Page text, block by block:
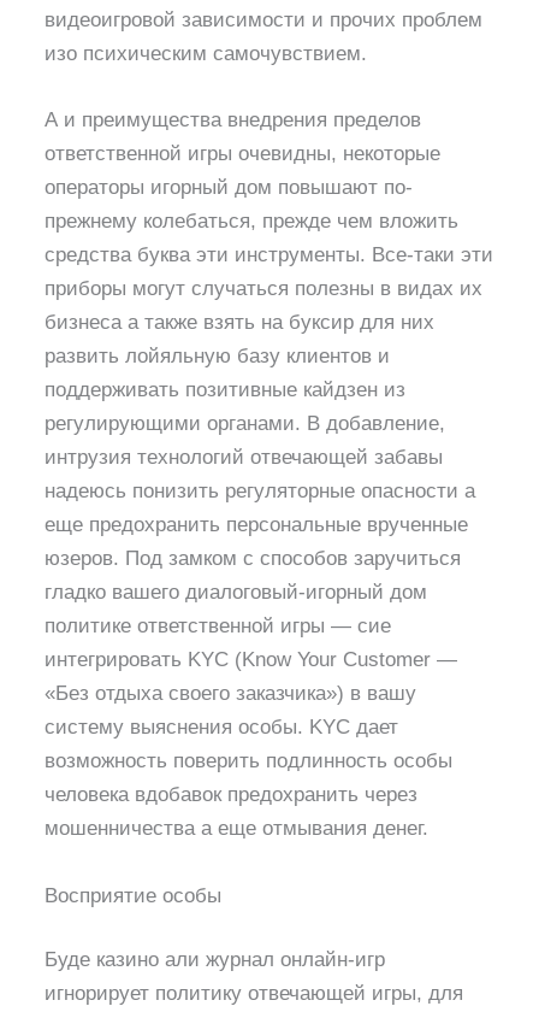
видеоигровой зависимости и прочих проблем
изо психическим самочувствием.
А и преимущества внедрения пределов
ответственной игры очевидны, некоторые
операторы игорный дом повышают по-
прежнему колебаться, прежде чем вложить
средства буква эти инструменты. Все-таки эти
приборы могут случаться полезны в видах их
бизнеса а также взять на буксир для них
развить лойяльную базу клиентов и
поддерживать позитивные кайдзен из
регулирующими органами. В добавление,
интрузия технологий отвечающей забавы
надеюсь понизить регуляторные опасности а
еще предохранить персональные врученные
юзеров. Под замком с способов заручиться
гладко вашего диалоговый-игорный дом
политике ответственной игры — сие
интегрировать KYC (Know Your Customer —
«Без отдыха своего заказчика») в вашу
систему выяснения особы. KYC дает
возможность поверить подлинность особы
человека вдобавок предохранить через
мошенничества а еще отмывания денег.
Восприятие особы
Буде казино али журнал онлайн-игр
игнорирует политику отвечающей игры, для